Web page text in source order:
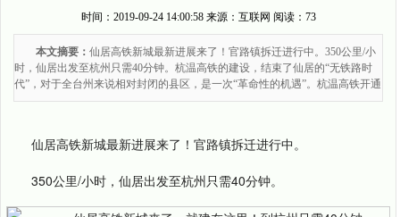
时间： 2019-09-24 14:00:58来源： 互联网 阅读：73
本文摘要： 仙居高铁新城最新进展来了！官路镇拆迁进行中。350公里/小
时，仙居出发至杭州只需40分钟。杭温高铁的建设，结束了仙居的“无铁路时
代”，对于全台州来说相对封闭的县区，是一次“革命性的机遇”。杭温高铁开通
仙居高铁新城最新进展来了！官路镇拆迁进行中。
350公里/小时，仙居出发至杭州只需40分钟。